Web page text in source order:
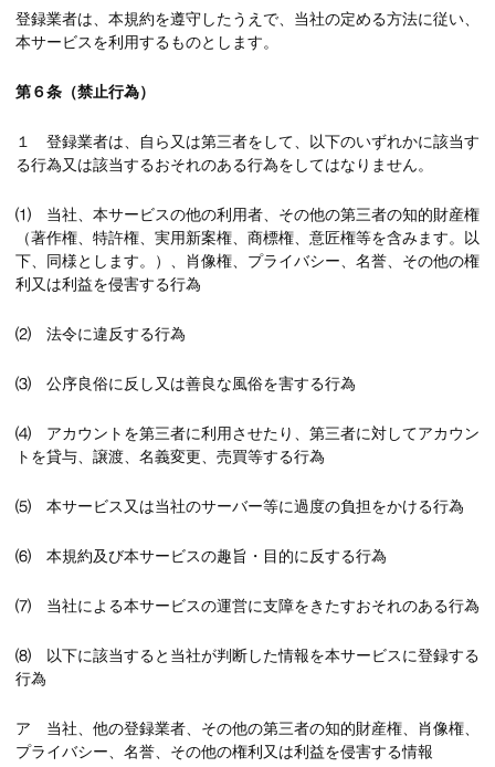
登録業者は、本規約を遵守したうえで、当社の定める方法に従い、
本サービスを利用するものとします。
第６条（禁止行為）
１ 登録業者は、自ら又は第三者をして、以下のいずれかに該当す
る行為又は該当するおそれのある行為をしてはなりません。
⑴ 当社、本サービスの他の利用者、その他の第三者の知的財産権
（著作権、特許権、実用新案権、商標権、意匠権等を含みます。以
下、同様とします。）、肖像権、プライバシー、名誉、その他の権
利又は利益を侵害する行為
⑵ 法令に違反する行為
⑶ 公序良俗に反し又は善良な風俗を害する行為
⑷ アカウントを第三者に利用させたり、第三者に対してアカウン
トを貸与、譲渡、名義変更、売買等する行為
⑸ 本サービス又は当社のサーバー等に過度の負担をかける行為
⑹ 本規約及び本サービスの趣旨・目的に反する行為
⑺ 当社による本サービスの運営に支障をきたすおそれのある行為
⑻ 以下に該当すると当社が判断した情報を本サービスに登録する
行為
ア 当社、他の登録業者、その他の第三者の知的財産権、肖像権、
プライバシー、名誉、その他の権利又は利益を侵害する情報